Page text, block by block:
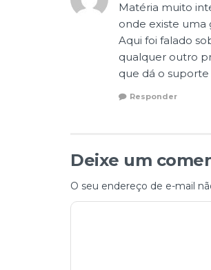
Matéria muito
onde existe uma
Aqui foi falado
qualquer outro
que dá o
Responder
Deixe um
O seu endereço de e-mail